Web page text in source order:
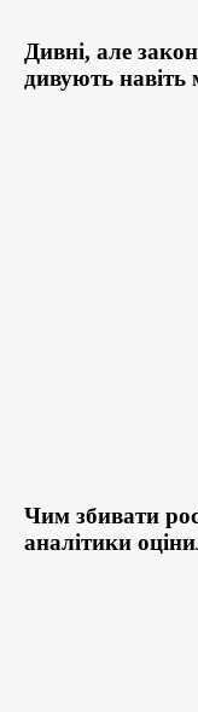
Дивні, але
дивують навіть
Чим збивати
аналітики